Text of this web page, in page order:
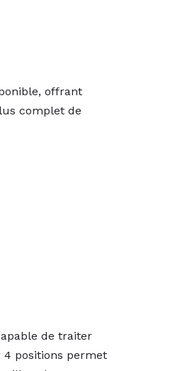
offrant
complet de
de traiter
positions permet